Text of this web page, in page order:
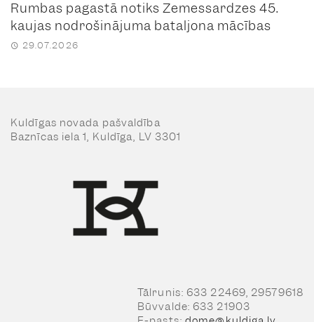
Rumbas pagastā notiks Zemessardzes 45.
kaujas nodrošinājuma bataljona mācības
29.07.2026
Kuldīgas novada pašvaldība
Baznīcas iela 1, Kuldīga, LV 3301
Tālrunis: 633 22469, 29579618
Būvvalde: 633 21903